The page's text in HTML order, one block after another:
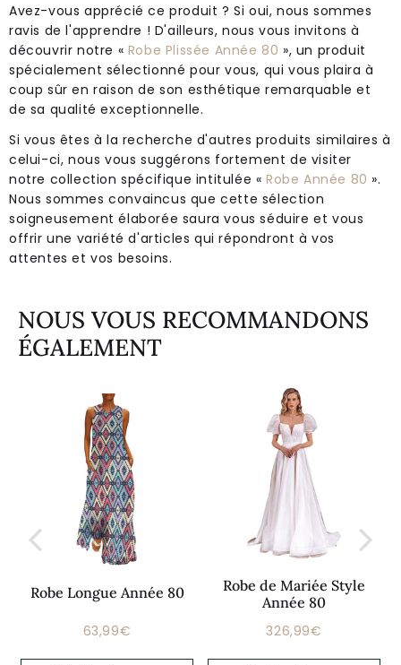
Avez-vous apprécié ce produit ? Si oui, nous sommes
ravis de l'apprendre ! D'ailleurs, nous vous invitons à
découvrir notre « Robe Plissée Année 80 », un produit
spécialement sélectionné pour vous, qui vous plaira à
coup sûr en raison de son esthétique remarquable et
de sa qualité exceptionnelle.
Si vous êtes à la recherche d'autres produits similaires à
celui-ci, nous vous suggérons fortement de visiter
notre collection spécifique intitulée «Robe Année 80 ».
Nous sommes convaincus que cette sélection
soigneusement élaborée saura vous séduire et vous
offrir une variété d'articles qui répondront à vos
attentes et vos besoins.
NOUS VOUS RECOMMANDONS
ÉGALEMENT
Robe Longue Année 80
Prix
63,99€
Robe de Mariée Style
Année 80
Prix
326,99€